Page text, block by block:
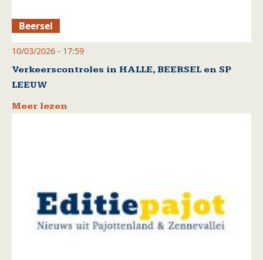
Beersel
10/03/2026 - 17:59
Verkeerscontroles in HALLE, BEERSEL en SP
LEEUW
Meer lezen